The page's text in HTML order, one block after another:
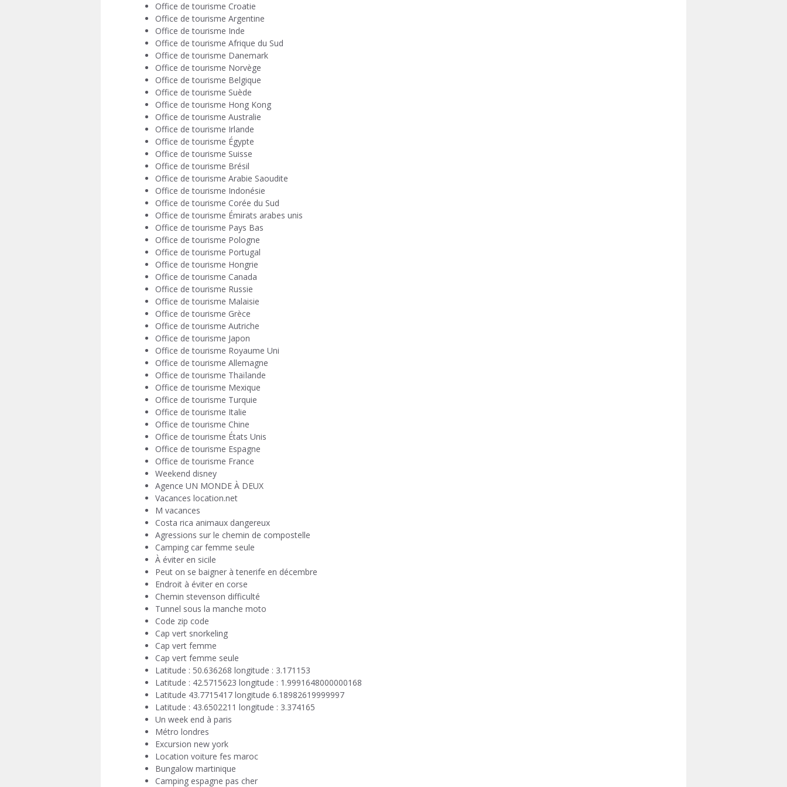
Office de tourisme Croatie
Office de tourisme Argentine
Office de tourisme Inde
Office de tourisme Afrique du Sud
Office de tourisme Danemark
Office de tourisme Norvège
Office de tourisme Belgique
Office de tourisme Suède
Office de tourisme Hong Kong
Office de tourisme Australie
Office de tourisme Irlande
Office de tourisme Égypte
Office de tourisme Suisse
Office de tourisme Brésil
Office de tourisme Arabie Saoudite
Office de tourisme Indonésie
Office de tourisme Corée du Sud
Office de tourisme Émirats arabes unis
Office de tourisme Pays Bas
Office de tourisme Pologne
Office de tourisme Portugal
Office de tourisme Hongrie
Office de tourisme Canada
Office de tourisme Russie
Office de tourisme Malaisie
Office de tourisme Grèce
Office de tourisme Autriche
Office de tourisme Japon
Office de tourisme Royaume Uni
Office de tourisme Allemagne
Office de tourisme Thaïlande
Office de tourisme Mexique
Office de tourisme Turquie
Office de tourisme Italie
Office de tourisme Chine
Office de tourisme États Unis
Office de tourisme Espagne
Office de tourisme France
Weekend disney
Agence UN MONDE À DEUX
Vacances location.net
M vacances
Costa rica animaux dangereux
Agressions sur le chemin de compostelle
Camping car femme seule
À éviter en sicile
Peut on se baigner à tenerife en décembre
Endroit à éviter en corse
Chemin stevenson difficulté
Tunnel sous la manche moto
Code zip code
Cap vert snorkeling
Cap vert femme
Cap vert femme seule
Latitude : 50.636268 longitude : 3.171153
Latitude : 42.5715623 longitude : 1.9991648000000168
Latitude 43.7715417 longitude 6.18982619999997
Latitude : 43.6502211 longitude : 3.374165
Un week end à paris
Métro londres
Excursion new york
Location voiture fes maroc
Bungalow martinique
Camping espagne pas cher